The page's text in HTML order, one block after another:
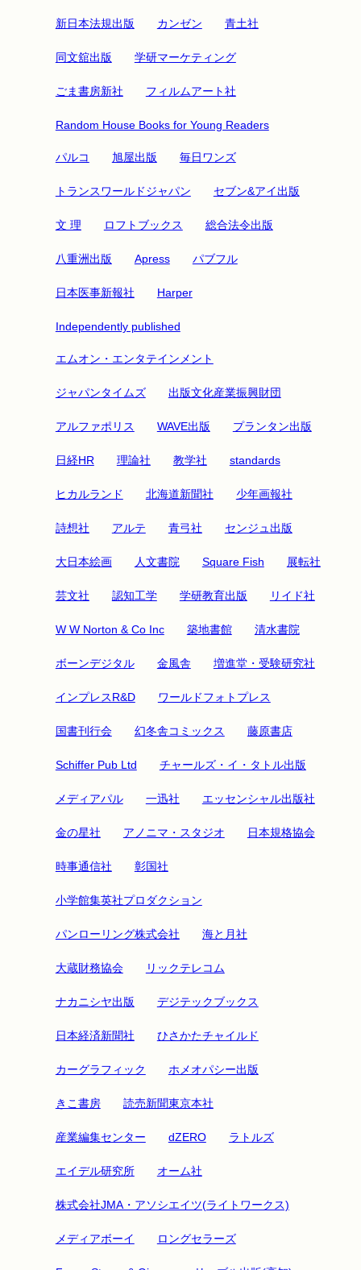
新日本法規出版 カンゼン 青土社
同文舘出版 学研マーケティング
ごま書房新社 フィルムアート社
Random House Books for Young Readers
パルコ 旭屋出版 毎日ワンズ
トランスワールドジャパン セブン&アイ出版
文 理 ロフトブックス 総合法令出版
八重洲出版 Apress パブフル
日本医事新報社 Harper
Independently published
エムオン・エンタテインメント
ジャパンタイムズ 出版文化産業振興財団
アルファポリス WAVE出版 プランタン出版
日経HR 理論社 教学社 standards
ヒカルランド 北海道新聞社 少年画報社
詩想社 アルテ 青弓社 センジュ出版
大日本絵画 人文書院 Square Fish 展転社
芸文社 認知工学 学研教育出版 リイド社
W W Norton & Co Inc 築地書館 清水書院
ボーンデジタル 金風舎 増進堂・受験研究社
インプレスR&D ワールドフォトプレス
国書刊行会 幻冬舎コミックス 藤原書店
Schiffer Pub Ltd チャールズ・イ・タトル出版
メディアパル 一迅社 エッセンシャル出版社
金の星社 アノニマ・スタジオ 日本規格協会
時事通信社 彰国社
小学館集英社プロダクション
パンローリング株式会社 海と月社
大蔵財務協会 リックテレコム
ナカニシヤ出版 デジテックブックス
日本経済新聞社 ひさかたチャイルド
カーグラフィック ホメオパシー出版
きこ書房 読売新聞東京本社
産業編集センター dZERO ラトルズ
エイデル研究所 オーム社
株式会社JMA・アソシエイツ(ライトワークス)
メディアボーイ ロングセラーズ